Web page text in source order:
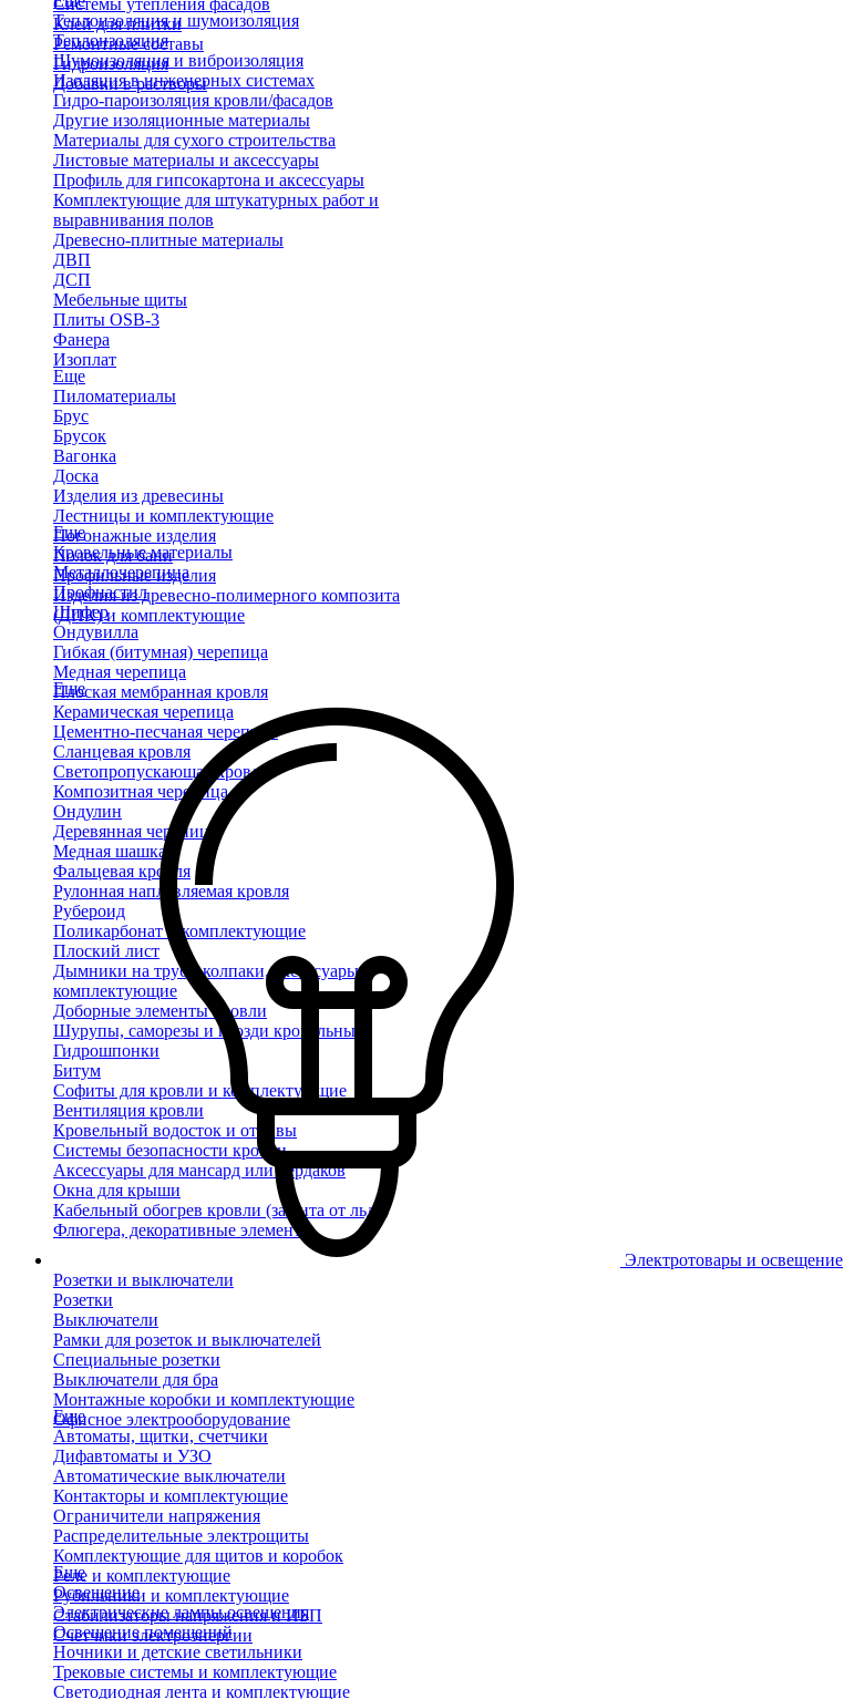
Системы утепления фасадов
Клей для плитки
Ремонтные составы
Гидроизоляция
Добавки в растворы
Теплоизоляция и шумоизоляция
Теплоизоляция
Шумоизоляция и виброизоляция
Изоляция в инженерных системах
Гидро-пароизоляция кровли/фасадов
Другие изоляционные материалы
Материалы для сухого строительства
Листовые материалы и аксессуары
Профиль для гипсокартона и аксессуары
Комплектующие для штукатурных работ и
выравнивания полов
Древесно-плитные материалы
ДВП
ДСП
Мебельные щиты
Плиты OSB-3
Фанера
Изоплат
Еще
Пиломатериалы
Брус
Брусок
Вагонка
Доска
Изделия из древесины
Лестницы и комплектующие
Погонажные изделия
Полок для бани
Профильные изделия
Изделия из древесно-полимерного композита
(ДПК) и комплектующие
Еще
Кровельные материалы
Металлочерепица
Профнастил
Шифер
Ондувилла
Гибкая (битумная) черепица
Медная черепица
Плоская мембранная кровля
Керамическая черепица
Цементно-песчаная черепица
Сланцевая кровля
Светопропускающая кровля
Композитная черепица
Ондулин
Деревянная черепица
Медная шашка
Фальцевая кровля
Рулонная наплавляемая кровля
Рубероид
Поликарбонат и комплектующие
Плоский лист
Дымники на трубу, колпаки, аксессуары и
комплектующие
Доборные элементы кровли
Шурупы, саморезы и гвозди кровельные
Гидрошпонки
Битум
Софиты для кровли и комплектующие
Вентиляция кровли
Кровельный водосток и отливы
Системы безопасности кровли
Аксессуары для мансард или чердаков
Окна для крыши
Кабельный обогрев кровли (защита от льда)
Флюгера, декоративные элементы
Еще
Электротовары и освещение
Розетки и выключатели
Розетки
Выключатели
Рамки для розеток и выключателей
Специальные розетки
Выключатели для бра
Монтажные коробки и комплектующие
Офисное электрооборудование
Еще
Автоматы, щитки, счетчики
Дифавтоматы и УЗО
Автоматические выключатели
Контакторы и комплектующие
Ограничители напряжения
Распределительные электрощиты
Комплектующие для щитов и коробок
Реле и комплектующие
Рубильники и комплектующие
Стабилизаторы напряжения и ИБП
Счетчики электроэнергии
Еще
Освещение
Электрические лампы освещения
Освещение помещений
Ночники и детские светильники
Трековые системы и комплектующие
Светодиодная лента и комплектующие